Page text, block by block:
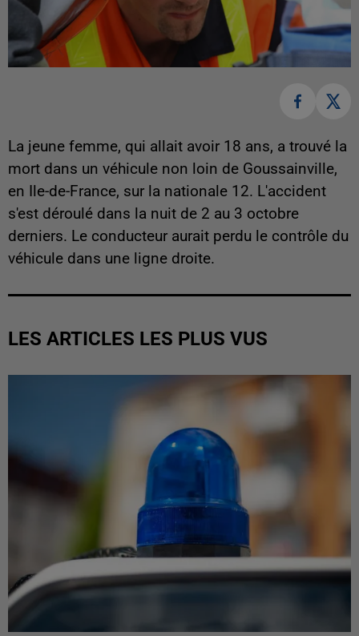
La jeune femme, qui allait avoir 18 ans, a trouvé la
mort dans un véhicule non loin de Goussainville,
en Ile-de-France, sur la nationale 12. L'accident
s'est déroulé dans la nuit de 2 au 3 octobre
derniers. Le conducteur aurait perdu le contrôle du
véhicule dans une ligne droite.
LES ARTICLES LES PLUS VUS